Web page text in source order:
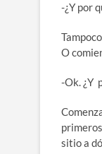
-¿Y por
O
-Ok. ¿Y
sitio a